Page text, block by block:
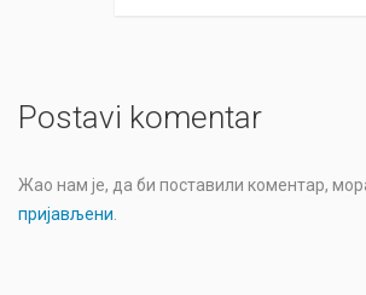
Postavi komentar
Жао нам је, да би поставили коментар,
пријављени